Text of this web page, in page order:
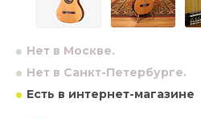
Нет в Москве.
Нет в Санкт-Петербурге.
Есть в интернет-магазине